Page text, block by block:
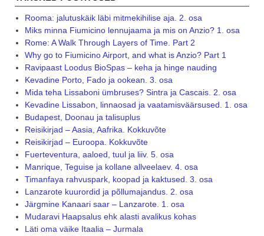
Rooma: jalutuskäik läbi mitmekihilise aja. 2. osa
Miks minna Fiumicino lennujaama ja mis on Anzio? 1. osa
Rome: A Walk Through Layers of Time. Part 2
Why go to Fiumicino Airport, and what is Anzio? Part 1
Ravipaast Loodus BioSpas – keha ja hinge nauding
Kevadine Porto, Fado ja ookean. 3. osa
Mida teha Lissaboni ümbruses? Sintra ja Cascais. 2. osa
Kevadine Lissabon, linnaosad ja vaatamisväärsused. 1. osa
Budapest, Doonau ja talisuplus
Reisikirjad – Aasia, Aafrika. Kokkuvõte
Reisikirjad – Euroopa. Kokkuvõte
Fuerteventura, aaloed, tuul ja liiv. 5. osa
Manrique, Teguise ja kollane allveelaev. 4. osa
Timanfaya rahvuspark, koopad ja kaktused. 3. osa
Lanzarote kuurordid ja põllumajandus. 2. osa
Järgmine Kanaari saar – Lanzarote. 1. osa
Mudaravi Haapsalus ehk alasti avalikus kohas
Läti oma väike Itaalia – Jurmala